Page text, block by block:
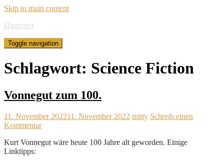
Skip to main content
Hinternet
Toggle navigation
Schlagwort: Science Fiction
Vonnegut zum 100.
11. November 202211. November 2022 mitty Schreib einen
Kommentar
Kurt Vonnegut wäre heute 100 Jahre alt geworden. Einige
Linktipps: